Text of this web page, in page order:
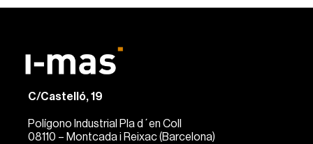
C/Castelló, 19
Polígono Industrial Pla d´en Coll
08110 – Montcada i Reixac (Barcelona)